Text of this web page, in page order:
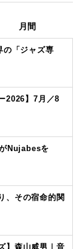
月間
の「ジャズ専
2026】7月／8
Nujabesを
、その宿命的関
】森山威男｜音